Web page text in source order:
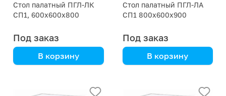
Стол палатный ПГЛ-ЛК
СП1, 600х600х800
Под заказ
В корзину
Стол палатный ПГЛ-ЛА
СП1 800х600х900
Под заказ
В корзину
алюминиевый каркас